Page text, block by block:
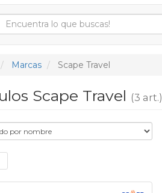
Marcas Scape Travel
Scape Travel (3 art.)